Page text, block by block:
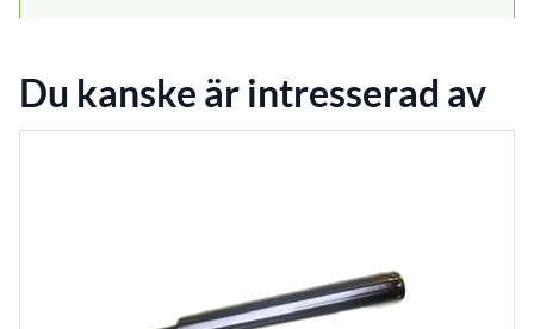
Du kanske är intresserad av